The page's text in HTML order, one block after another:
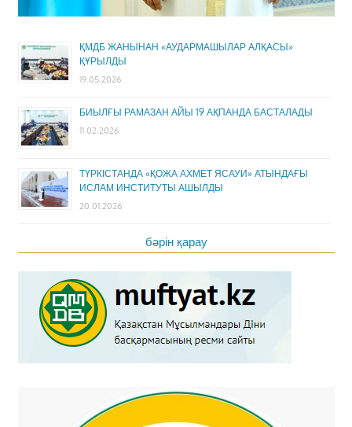
ҚМДБ ЖАНЫНАН «АУДАРМАШЫЛАР АЛҚАСЫ»
ҚҰРЫЛДЫ
19.05.2026
БИЫЛҒЫ РАМАЗАН АЙЫ 19 АҚПАНДА БАСТАЛАДЫ
11.02.2026
ТҮРКІСТАНДА «ҚОЖА АХМЕТ ЯСАУИ» АТЫНДАҒЫ
ИСЛАМ ИНСТИТУТЫ АШЫЛДЫ
20.01.2026
бәрін қарау